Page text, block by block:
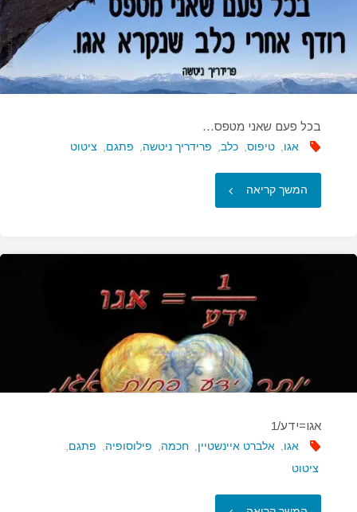
בכל פעם שאני מטפס…
אגו, טיפוס, כלב, פרידריך ניטשה, פתגם, ציטוט
המשך קריאה "בכל
שאני
מטפס…"
אגו=ידע/1
אגו, אלברט איינשטיין, חכמה, פילוסופיה, פתגם,
ציטוט